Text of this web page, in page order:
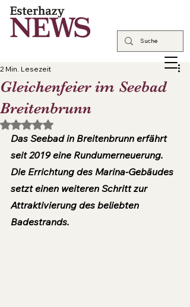
Gleichenfeier im Seebad
Breitenbrunn
2 Min. Lesezeit
Mit NaN von 5 Sternen bewertet.
Das Seebad in Breitenbrunn erfährt
seit 2019 eine Rundumerneuerung.
Die Errichtung des Marina-Gebäudes
setzt einen weiteren Schritt zur
Attraktivierung des beliebten
Badestrands.